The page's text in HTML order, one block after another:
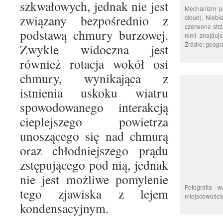
Mechanizm
cloud).
czerwone
nimi
Źródło:
Fotografia
szkwałowych, jednak nie jest
związany bezpośrednio z
podstawą chmury burzowej.
Zwykle widoczna jest
również rotacja wokół osi
chmury, wynikająca z
istnienia uskoku wiatru
spowodowanego interakcją
cieplejszego powietrza
unoszącego się nad chmurą
oraz chłodniejszego prądu
zstępującego pod nią, jednak
nie jest możliwe pomylenie
tego zjawiska z lejem
kondensacyjnym.